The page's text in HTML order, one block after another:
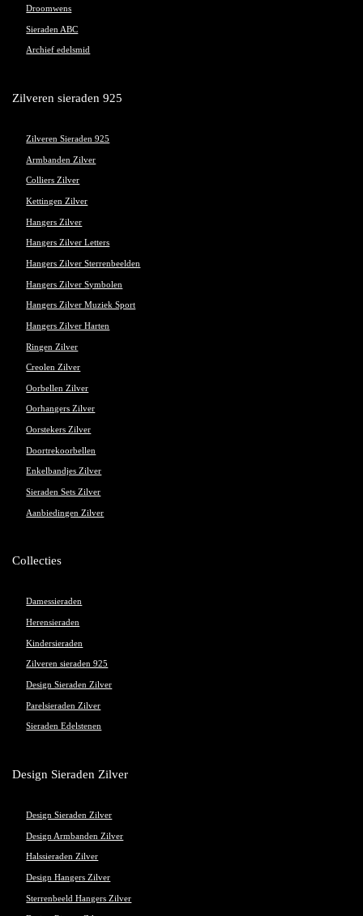
Droomwens
Sieraden ABC
Archief edelsmid
Zilveren sieraden 925
Zilveren Sieraden 925
Armbanden Zilver
Colliers Zilver
Kettingen Zilver
Hangers Zilver
Hangers Zilver Letters
Hangers Zilver Sterrenbeelden
Hangers Zilver Symbolen
Hangers Zilver Muziek Sport
Hangers Zilver Harten
Ringen Zilver
Creolen Zilver
Oorbellen Zilver
Oorhangers Zilver
Oorstekers Zilver
Doortrekoorbellen
Enkelbandjes Zilver
Sieraden Sets Zilver
Aanbiedingen Zilver
Collecties
Damessieraden
Herensieraden
Kindersieraden
Zilveren sieraden 925
Design Sieraden Zilver
Parelsieraden Zilver
Sieraden Edelstenen
Design Sieraden Zilver
Design Sieraden Zilver
Design Armbanden Zilver
Halssieraden Zilver
Design Hangers Zilver
Sterrenbeeld Hangers Zilver